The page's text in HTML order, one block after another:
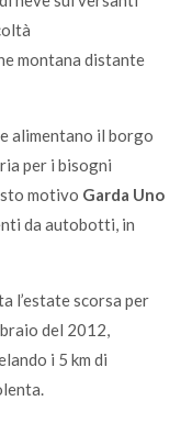
montana distante
alimentano il borgo
per i bisogni
motivo Garda Uno
da autobotti, in
l’estate scorsa per
del 2012,
i 5 km di